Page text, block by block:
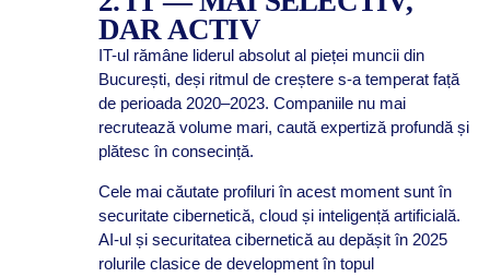
DAR ACTIV
IT-ul rămâne liderul absolut al pieței muncii din
București, deși ritmul de creștere s-a temperat față
de perioada 2020–2023. Companiile nu mai
recrutează volume mari, caută expertiză profundă și
plătesc în consecință.
Cele mai căutate profiluri în acest moment sunt în
securitate cibernetică, cloud și inteligență artificială.
AI-ul și securitatea cibernetică au depășit în 2025
rolurile clasice de development în topul